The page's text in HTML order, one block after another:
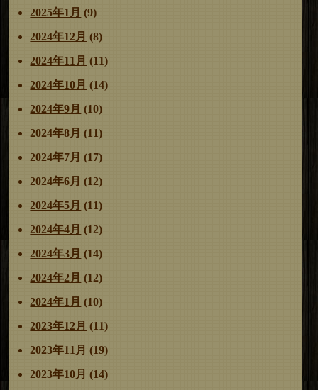
2025年1月 (9)
2024年12月 (8)
2024年11月 (11)
2024年10月 (14)
2024年9月 (10)
2024年8月 (11)
2024年7月 (17)
2024年6月 (12)
2024年5月 (11)
2024年4月 (12)
2024年3月 (14)
2024年2月 (12)
2024年1月 (10)
2023年12月 (11)
2023年11月 (19)
2023年10月 (14)